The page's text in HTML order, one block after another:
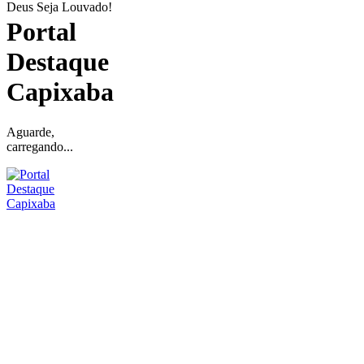
Portal
Destaque
Capixaba
Aguarde,
carregando...
Deus Seja Louvado!